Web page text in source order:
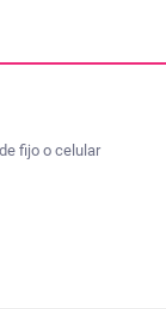
fijo o celular